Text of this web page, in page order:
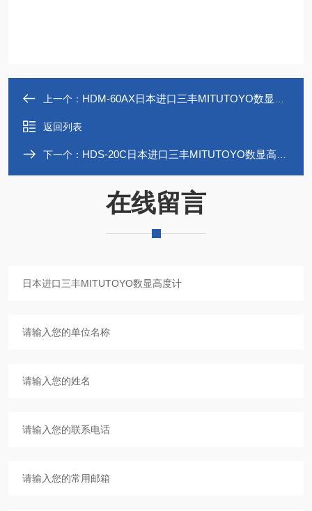
上一个： HDM-60AX日本进口三丰MITUTOYO数显高度计
返回列表
下一个： HDS-20C日本进口三丰MITUTOYO数显高度计
在线留言